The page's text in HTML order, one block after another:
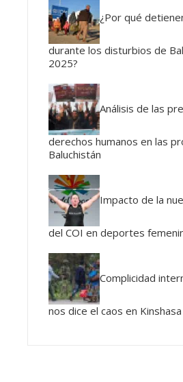
¿Por qué
durante los disturbios de
2025?
Análisis de las
derechos humanos en las
Baluchistán
Impacto de la
del COI en deportes
Complicidad
nos dice el caos en Kinshasa